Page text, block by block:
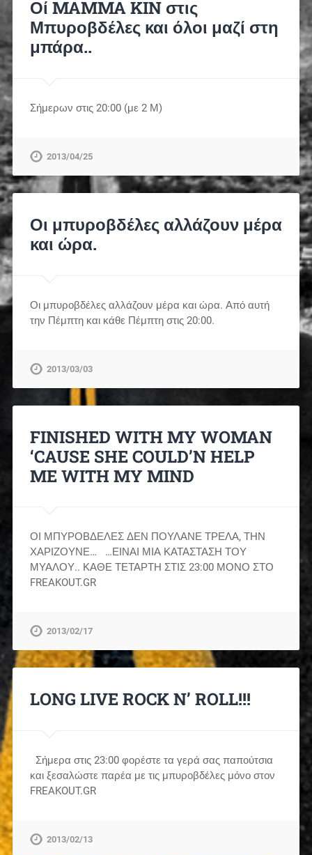
Οί MAMMA KIN στις
Μπυροβδέλες και όλοι μαζί στη
μπάρα..
Σήμερων στις 20:00 (με 2 Μ)
2013/04/25
Οι μπυροβδέλες αλλάζουν μέρα
και ώρα.
Οι μπυροβδέλες αλλάζουν μέρα και ώρα. Από αυτή
την Πέμπτη και κάθε Πέμπτη στις 20:00.
2013/03/03
FINISHED WITH MY WOMAN
‘CAUSE SHE COULD’N HELP
ME WITH MY MIND
ΟΙ ΜΠΥΡΟΒΔΕΛΕΣ ΔΕΝ ΠΟΥΛΑΝΕ ΤΡΕΛΑ, ΤΗΝ
ΧΑΡΙΖΟΥΝΕ… …ΕΙΝΑΙ ΜΙΑ ΚΑΤΑΣΤΑΣΗ ΤΟΥ
ΜΥΑΛΟΥ.. ΚΑΘΕ ΤΕΤΑΡΤΗ ΣΤΙΣ 23:00 ΜΟΝΟ ΣΤΟ
FREAKOUT.GR
2013/02/17
LONG LIVE ROCK N’ ROLL!!!
Σήμερα στις 23:00 φορέστε τα γερά σας παπούτσια
και ξεσαλώστε παρέα με τις μπυροβδέλες μόνο στον
FREAKOUT.GR
2013/02/13